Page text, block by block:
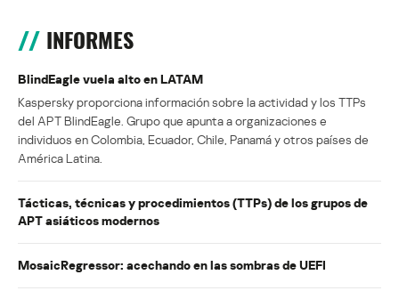
INFORMES
BlindEagle vuela alto en LATAM
Kaspersky proporciona información sobre la actividad y los TTPs
del APT BlindEagle. Grupo que apunta a organizaciones e
individuos en Colombia, Ecuador, Chile, Panamá y otros países de
América Latina.
Tácticas, técnicas y procedimientos (TTPs) de los grupos de
APT asiáticos modernos
MosaicRegressor: acechando en las sombras de UEFI